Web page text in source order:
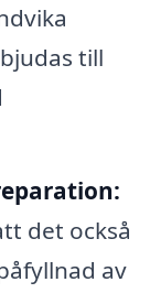
till
det också
av